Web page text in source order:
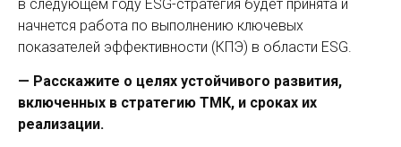
в следующем году ESG-стратегия будет принята и
начнется работа по выполнению ключевых
показателей эффективности (КПЭ) в области ESG.
— Расскажите о целях устойчивого развития,
включенных в стратегию ТМК, и сроках их
реализации.